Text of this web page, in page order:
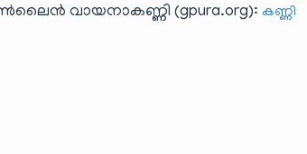
വായനാകണ്ണി (gpura.org): കണ്ണി